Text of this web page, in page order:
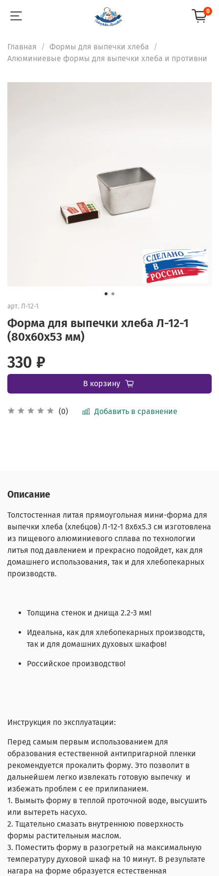
0
Главная
Формы для выпечки хлеба
Алюминиевые формы для выпечки хлеба и противни
арт. Л-12-1
Форма для выпечки хлеба Л-12-1
(80х60х53 мм)
(0) Добавить в сравнение
330 ₽
В корзину
Описание
Толстостенная литая прямоугольная мини-форма для
выпечки хлеба (хлебцов) Л-12-1 8х6х5.3 см изготовлена
из пищевого алюминиевого сплава по технологии
литья под давлением и прекрасно подойдет, как для
домашнего использования, так и для хлебопекарных
производств.
Толщина стенок и днища 2.2-3 мм!
Идеальна, как для хлебопекарных производств,
так и для домашних духовых шкафов!
Российское производство!
Инструкция по эксплуатации:
Перед самым первым использованием для
образования естественной антипригарной пленки
рекомендуется прокалить форму. Это позволит в
дальнейшем легко извлекать готовую выпечку и
избежать проблем с ее прилипанием.
1. Вымыть форму в теплой проточной воде, высушить
или вытереть насухо.
2. Тщательно смазать внутреннюю поверхность
формы растительным маслом.
3. Поместить форму в разогретый на максимальную
температуру духовой шкаф на 10 минут. В результате
нагара на форме образуется естественная